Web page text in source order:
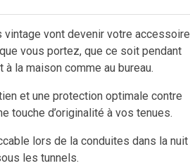
vont devenir votre accessoire
vous portez, que ce soit pendant
à la maison comme au bureau.
et une protection optimale contre
touche d’originalité à vos tenues.
lors de la conduites dans la nuit
les tunnels.